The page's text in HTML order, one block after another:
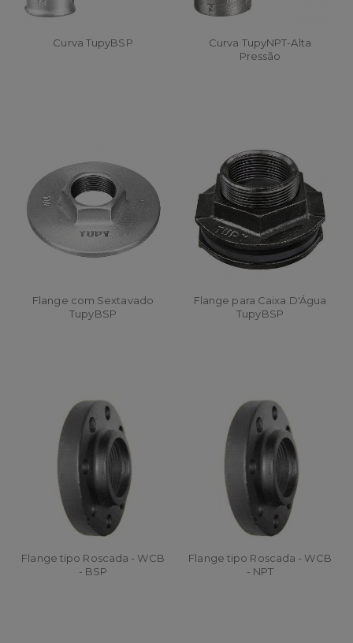
Curva TupyBSP
Curva TupyNPT-Alta
Pressão
Flange com Sextavado
TupyBSP
Flange para Caixa D'Água
TupyBSP
Flange tipo Roscada - WCB
- BSP
Flange tipo Roscada - WCB
- NPT